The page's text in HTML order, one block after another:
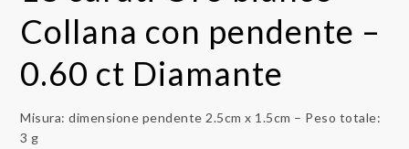
Collana con pendente –
0.60 ct Diamante
Misura: dimensione pendente 2.5cm x 1.5cm – Peso totale:
3 g